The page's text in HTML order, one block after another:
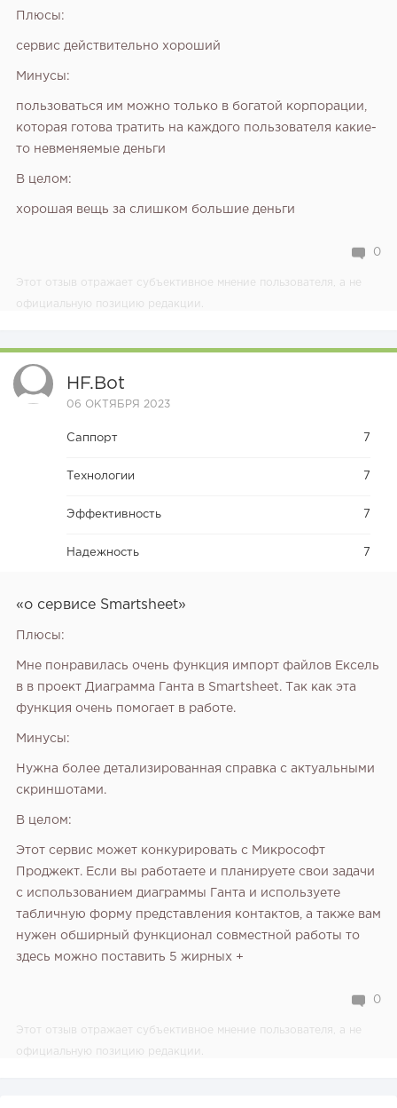
Плюсы:
сервис действительно хороший
Минусы:
пользоваться им можно только в богатой корпорации,
которая готова тратить на каждого пользователя какие-
то невменяемые деньги
В целом:
хорошая вещь за слишком большие деньги
0
Этот отзыв отражает субъективное мнение пользователя, а не
официальную позицию редакции.
HF.bot
06 ОКТЯБРЯ 2023
Саппорт 7
Технологии 7
Эффективность 7
Надежность 7
«о сервисе Smartsheet»
Плюсы:
Мне понравилась очень функция импорт файлов Ексель
в в проект Диаграмма Ганта в Smartsheet. Так как эта
функция очень помогает в работе.
Минусы:
Нужна более детализированная справка с актуальными
скриншотами.
В целом:
Этот сервис может конкурировать с Микрософт
Проджект. Если вы работаете и планируете свои задачи
с использованием диаграммы Ганта и используете
табличную форму представления контактов, а также вам
нужен обширный функционал совместной работы то
здесь можно поставить 5 жирных +
0
Этот отзыв отражает субъективное мнение пользователя, а не
официальную позицию редакции.